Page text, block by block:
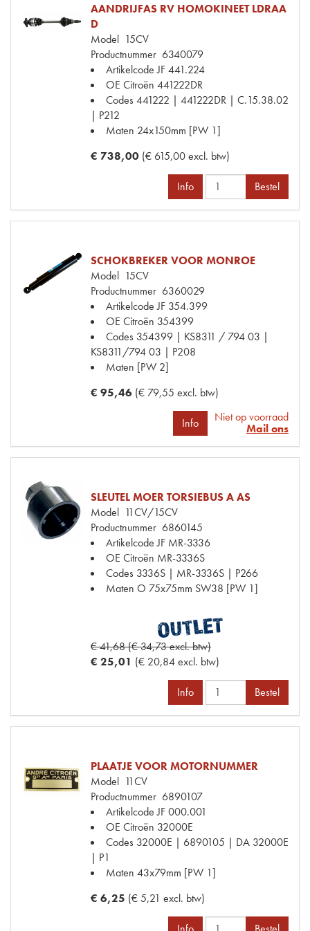
AANDRIJFAS RV HOMOKINEET LDRAA
D
Model 15CV
Productnummer 6340079
Artikelcode JF441.224
OE Citroën 441222DR
Codes441222 | 441222DR | C.15.38.02
| P212
Maten 24x150mm [PW 1]
€ 738,00 (€ 615,00 excl. btw)
Info Bestel
SCHOKBREKER VOOR MONROE
Model 15CV
Productnummer 6360029
Artikelcode JF 354.399
OE Citroën 354399
Codes 354399 | KS8311 / 794 03 |
KS8311/794 03 | P208
Maten [PW 2]
€ 95,46 (€ 79,55 excl. btw)
Info
Niet op voorraad
Mail ons
SLEUTEL MOER TORSIEBUS A AS
Model 11CV/15CV
Productnummer 6860145
Artikelcode JF MR-3336
OE Citroën MR-3336S
Codes 3336S | MR-3336S | P266
Maten O 75x75mm SW38 [PW 1]
€ 41,68 (€ 34,73 excl. btw)
€ 25,01 (€ 20,84 excl. btw)
Info Bestel
PLAATJE VOOR MOTORNUMMER
Model 11CV
Productnummer 6890107
Artikelcode JF000.001
OE Citroën 32000E
Codes 32000E | 6890105 | DA 32000E
| P1
Maten 43x79mm [PW 1]
€ 6,25 (€ 5,21 excl. btw)